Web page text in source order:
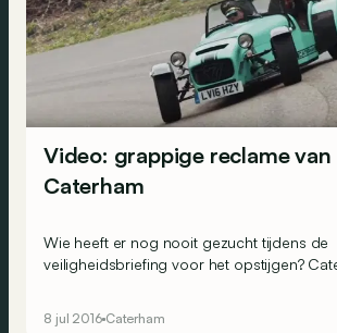
Video: grappige reclame van
Caterham
Wie heeft er nog nooit gezucht tijdens de
veiligheidsbriefing voor het opstijgen?
8 jul 2016 Caterham